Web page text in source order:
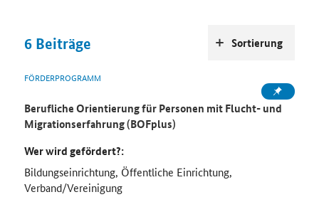
6 Beiträge
FÖRDERPROGRAMM
Berufliche Orientierung für Personen mit Flucht- und
Migrationserfahrung (BOFplus)
Wer wird gefördert?:
Bildungseinrichtung, Öffentliche Einrichtung,
Verband/Vereinigung
Sortierung